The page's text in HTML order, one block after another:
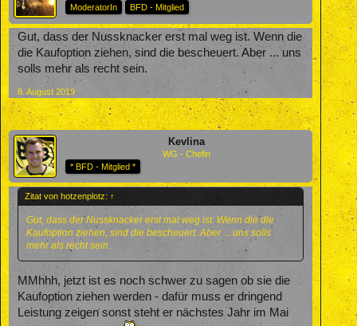
ModeratorIn
BFD - Mitglied
Gut, dass der Nussknacker erst mal weg ist. Wenn die
die Kaufoption ziehen, sind die bescheuert. Aber ... uns
solls mehr als recht sein.
8. August 2019
Kevlina
WG - Chefin
* BFD - Mitglied *
Zitat von hotzenplotz: ↑
Gut, dass der Nussknacker erst mal weg ist. Wenn die die
Kaufoption ziehen, sind die bescheuert. Aber ... uns solls
mehr als recht sein.
MMhhh, jetzt ist es noch schwer zu sagen ob sie die
Kaufoption ziehen werden - dafür muss er dringend
Leistung zeigen sonst steht er nächstes Jahr im Mai